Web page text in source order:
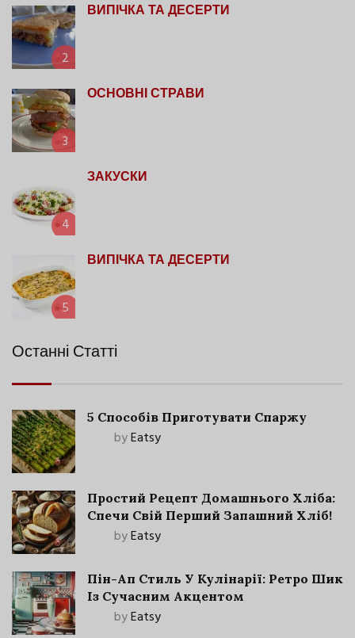
2
ВИПІЧКА ТА ДЕСЕРТИ
3
ОСНОВНІ СТРАВИ
4
ЗАКУСКИ
5
ВИПІЧКА ТА ДЕСЕРТИ
Останні Статті
5 Способів Приготувати Спаржу
byEatsy
Простий Рецепт Домашнього Хліба:
Спечи Свій Перший Запашний Хліб!
byEatsy
Пін-Ап Стиль У Кулінарії: Ретро Шик
Із Сучасним Акцентом
byEatsy